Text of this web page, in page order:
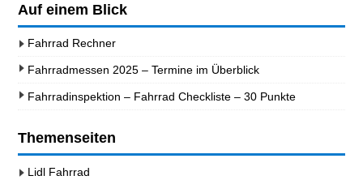
Auf einem Blick
Fahrrad Rechner
Fahrradmessen 2025 – Termine im Überblick
Fahrradinspektion – Fahrrad Checkliste – 30 Punkte
Themenseiten
Lidl Fahrrad